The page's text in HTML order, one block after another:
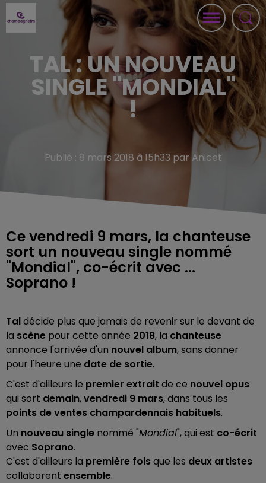
TAL : UN NOUVEAU
SINGLE "MONDIAL"
!
Publié : 8 mars 2018 à 15h33 par Anicet
Ce vendredi 9 mars, la chanteuse
sort un nouveau single nommé
"Mondial", co-écrit avec ...
Soprano !
Taldécide plus que jamais de revenir sur le devant de
la scène pour cette année 2018, la chanteuse
annonce l'arrivée d'un nouvel album, sans donner
pour l'heure une date de sortie.
C'est d'ailleurs le premier extrait de ce nouvel opus
qui sort demain,vendredi 9 mars, dans tous les
points de ventes champardennais habituels.
Un nouveau single nommé "Mondial", qui est co-écrit
avec Soprano.
C'est d'ailleurs la première foisque les deux artistes
collaborent ensemble.